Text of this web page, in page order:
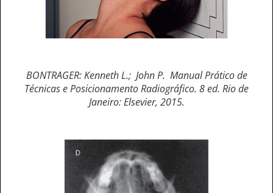
BONTRAGER: Kenneth L.; John P. Manual Prático de
Técnicas e Posicionamento Radiográfico. 8 ed. Rio de
Janeiro: Elsevier, 2015.